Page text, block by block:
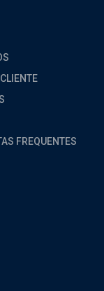
FREQUENTES